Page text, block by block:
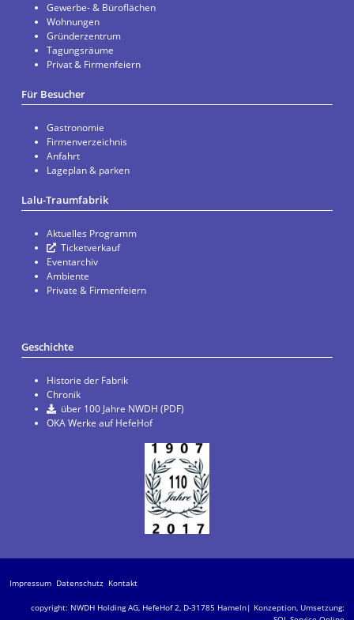
Gewerbe- & Büroflächen
Wohnungen
Gründerzentrum
Tagungsräume
Privat & Firmenfeiern
Für Besucher
Gastronomie
Firmenverzeichnis
Anfahrt
Lageplan & parken
Lalu-Traumfabrik
Aktuelles Programm
Ticketverkauf
Eventarchiv
Ambiente
Private & Firmenfeiern
Geschichte
Historie der Fabrik
Chronik
über 100 Jahre NWDH (PDF)
OKA Werke auf HefeHof
Impressum Datenschutz Kontakt
copyright: NWDH Holding AG, HefeHof 2, D-31785 Hameln| Konzeption, Umsetzung: